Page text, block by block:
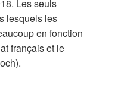
Les seuls
lesquels les
en fonction
français et le